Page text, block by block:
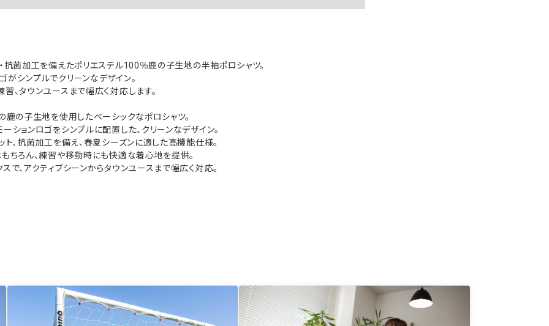
抗菌加工を備えたポリエステル100％鹿の子生地の半袖ポロシャツ。
がシンプルでクリーンなデザイン。
習、タウンユースまで幅広く対応します。
鹿の子生地を使用したベーシックなポロシャツ。
ションロゴをシンプルに配置した、クリーンなデザイン。
ト、抗菌加工を備え、春夏シーズンに適した高機能仕様。
もちろん、練習や移動時にも快適な着心地を提供。
で、アクティブシーンからタウンユースまで幅広く対応。